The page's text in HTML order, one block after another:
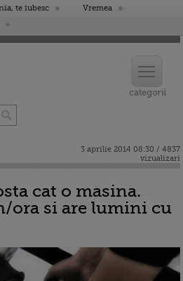
te iubesc
Vremea
3 aprilie 2014 08:30 / 4837
vizualizari
cat o masina.
ora si are lumini cu